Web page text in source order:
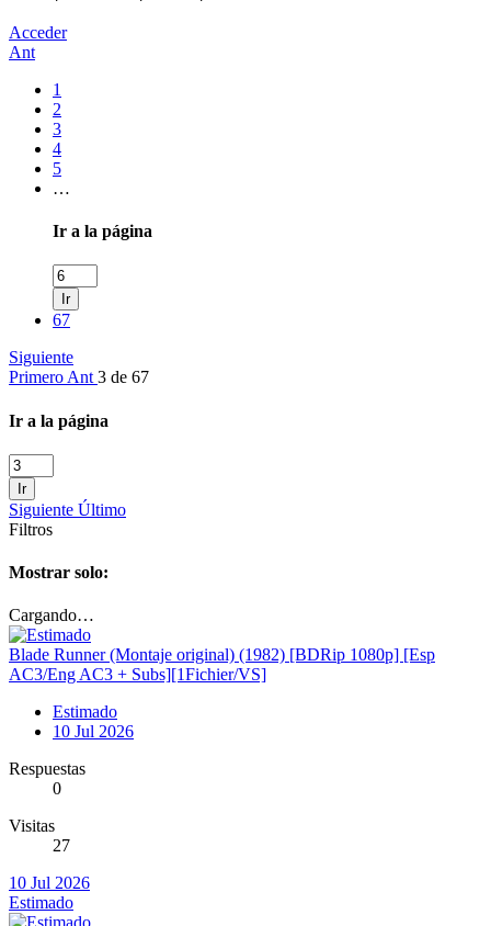
Acceder
Ant
1
2
3
4
5
…
Ir a la página
Ir
67
Siguiente
Primero Ant 3 de 67
Ir a la página
Ir
Siguiente Último
Filtros
Mostrar solo:
Cargando…
Blade Runner (Montaje original) (1982) [BDRip 1080p] [Esp
AC3/Eng AC3 + Subs][1Fichier/VS]
Estimado
10 Jul 2026
Respuestas
0
Visitas
27
10 Jul 2026
Estimado